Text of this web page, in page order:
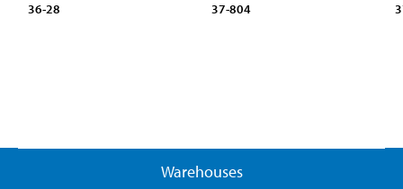
36-28 37-804
Warehouses